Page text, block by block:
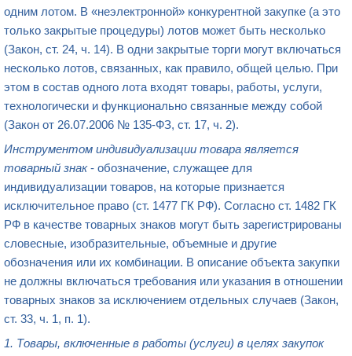
одним лотом. В «неэлектронной» конкурентной закупке (а это
только закрытые процедуры) лотов может быть несколько
(Закон, ст. 24, ч. 14). В одни закрытые торги могут включаться
несколько лотов, связанных, как правило, общей целью. При
этом в состав одного лота входят товары, работы, услуги,
технологически и функционально связанные между собой
(Закон от 26.07.2006 № 135-ФЗ, ст. 17, ч. 2).
Инструментом индивидуализации товара является
товарный знак- обозначение, служащее для
индивидуализации товаров, на которые признается
исключительное право (ст. 1477 ГК РФ). Согласно ст. 1482 ГК
РФ в качестве товарных знаков могут быть зарегистрированы
словесные, изобразительные, объемные и другие
обозначения или их комбинации. В описание объекта закупки
не должны включаться требования или указания в отношении
товарных знаков за исключением отдельных случаев (Закон,
ст. 33, ч. 1, п. 1).
1. Товары, включенные в работы (услуги) в целях закупок